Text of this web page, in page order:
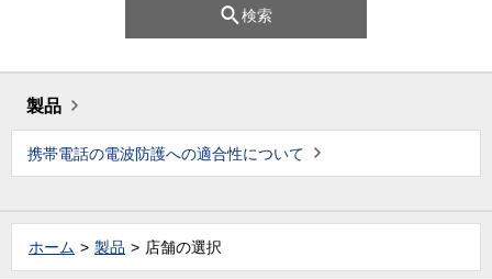
検索
製品
携帯電話の電波防護への適合性について
ホーム 製品 店舗の選択